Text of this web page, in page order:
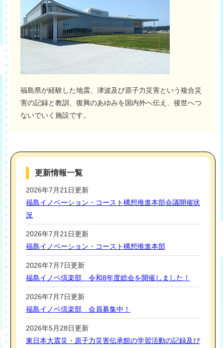
福島県が経験した地震、津波及び原子力災害という複合災
害の記録と教訓、復興のあゆみを国内外へ伝え、後世へつ
ないでいく施設です。